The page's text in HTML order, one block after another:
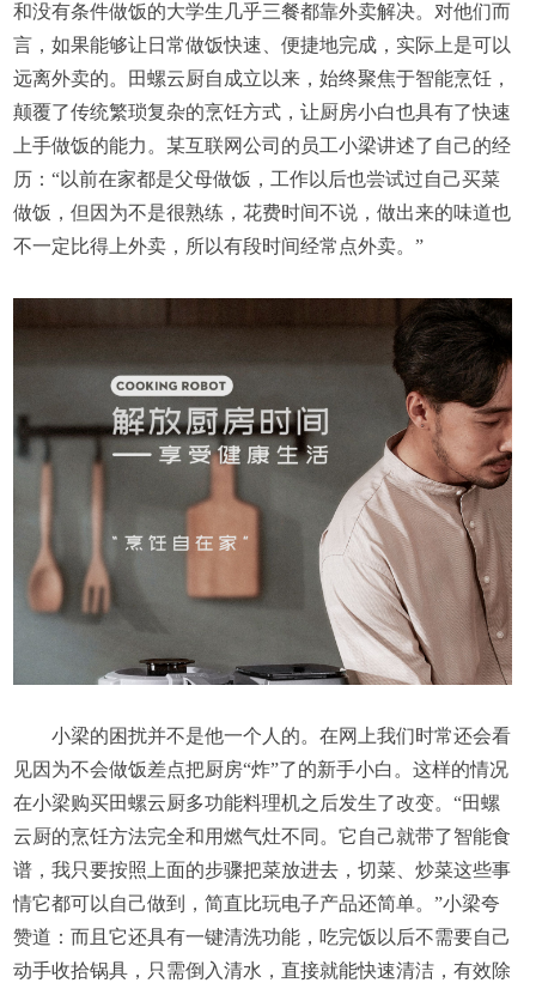
和没有条件做饭的大学生几乎三餐都靠外卖解决。对他们而
言，如果能够让日常做饭快速、便捷地完成，实际上是可以
远离外卖的。田螺云厨自成立以来，始终聚焦于智能烹饪，
颠覆了传统繁琐复杂的烹饪方式，让厨房小白也具有了快速
上手做饭的能力。某互联网公司的员工小梁讲述了自己的经
历：“以前在家都是父母做饭，工作以后也尝试过自己买菜
做饭，但因为不是很熟练，花费时间不说，做出来的味道也
不一定比得上外卖，所以有段时间经常点外卖。”
小梁的困扰并不是他一个人的。在网上我们时常还会看
见因为不会做饭差点把厨房“炸”了的新手小白。这样的情况
在小梁购买田螺云厨多功能料理机之后发生了改变。“田螺
云厨的烹饪方法完全和用燃气灶不同。它自己就带了智能食
谱，我只要按照上面的步骤把菜放进去，切菜、炒菜这些事
情它都可以自己做到，简直比玩电子产品还简单。”小梁夸
赞道：而且它还具有一键清洗功能，吃完饭以后不需要自己
动手收拾锅具，只需倒入清水，直接就能快速清洁，有效除